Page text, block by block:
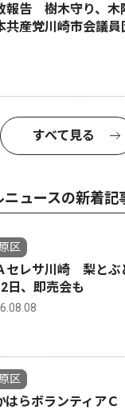
報告 樹木守り、木
共産党川崎市会議
すべて見る
ニュースの新着記
区
セレサ川崎 梨と
日、即売会も
区
はらボランティア